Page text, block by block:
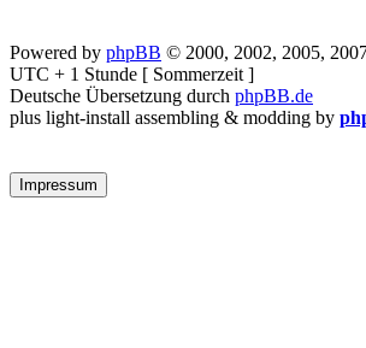
Powered by phpBB © 2000, 2002, 2005,
UTC + 1 Stunde [ Sommerzeit ]
Deutsche Übersetzung durch phpBB.de
plus light-install assembling & modding by